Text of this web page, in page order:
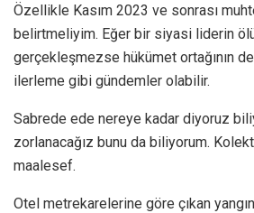
Özellikle Kasım 2023 ve sonrası
belirtmeliyim. Eğer bir siyasi liderin
gerçekleşmezse hükümet ortağının
ilerleme gibi gündemler olabilir.
Sabrede ede nereye kadar diyoruz
zorlanacağız bunu da biliyorum.
maalesef.
Otel metrekarelerine göre çıkan